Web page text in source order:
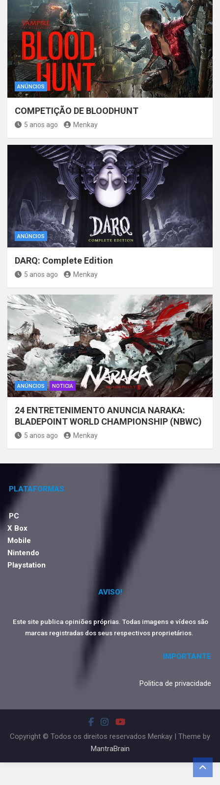
ANÚNCIOS
COMPETIÇÃO DE BLOODHUNT
5 anos ago Menkay
ANÚNCIOS
DARQ: Complete Edition
5 anos ago Menkay
ANÚNCIOS NOTICIA
24 ENTRETENIMENTO ANUNCIA NARAKA:
BLADEPOINT WORLD CHAMPIONSHIP (NBWC)
5 anos ago Menkay
PLATAFORMAS
PC
X Box
Mobile
Nintendo
Playstation
AVISO!
Este site publica opiniões próprias. Todas imagens e vídeos são
marcas registradas dos seus respectivos proprietários.
IMPORTANTE
Politica de privacidade
Copyright © Todos os direitos reservados Menkay | Theme by
MantraBrain